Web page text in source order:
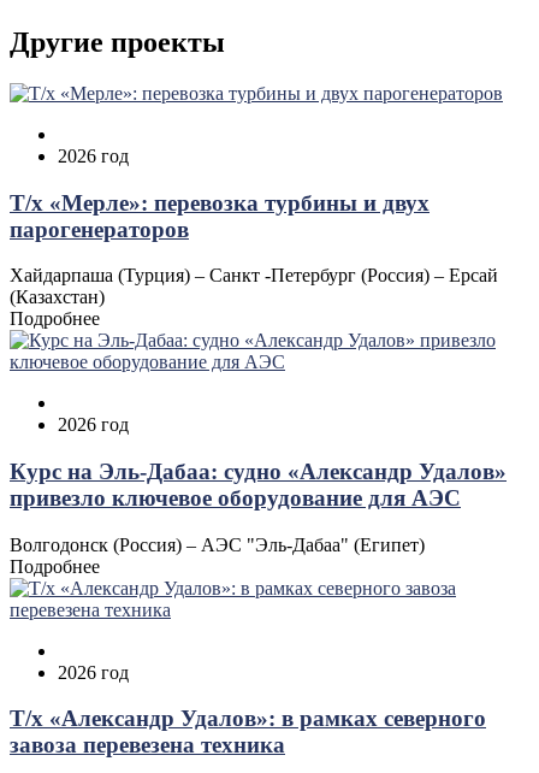
Другие проекты
2026 год
Т/х «Мерле»: перевозка турбины и двух
парогенераторов
Хайдарпаша (Турция) – Санкт -Петербург (Россия) – Ерсай
(Казахстан)
Подробнее
2026 год
Курс на Эль‑Дабаа: судно «Александр Удалов»
привезло ключевое оборудование для АЭС
Волгодонск (Россия) – АЭС "Эль‑Дабаа" (Египет)
Подробнее
2026 год
Т/х «Александр Удалов»: в рамках северного
завоза перевезена техника